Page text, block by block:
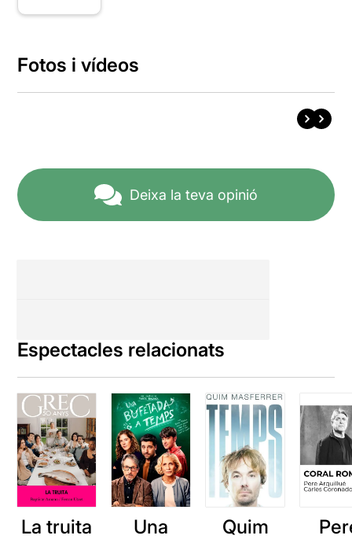
Fotos i vídeos
Deixa la teva opinió
Espectacles relacionats
La truita Una Quim